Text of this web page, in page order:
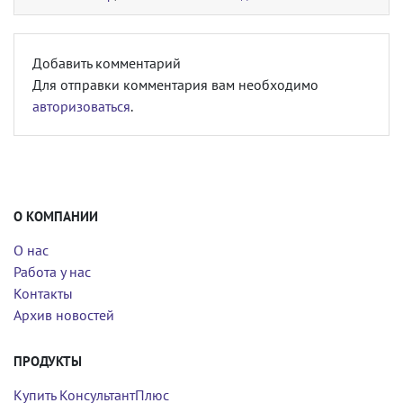
Добавить комментарий
Для отправки комментария вам необходимо
авторизоваться.
О КОМПАНИИ
О нас
Работа у нас
Контакты
Архив новостей
ПРОДУКТЫ
Купить КонсультантПлюс